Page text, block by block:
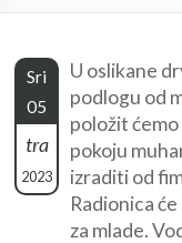
Sri
05
tra
2023
U oslikane
podlogu od
položit
pokoju
izraditi od
Radionica
za mlade.